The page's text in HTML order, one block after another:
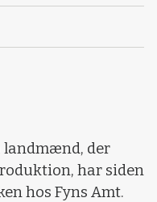
landmænd, der
har siden
hos Fyns Amt.